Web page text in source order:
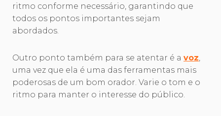
ritmo conforme necessário, garantindo que
todos os pontos importantes sejam
abordados.
Outro ponto também para se atentar é a voz,
uma vez que ela é uma das ferramentas mais
poderosas de um bom orador. Varie o tom e o
ritmo para manter o interesse do público.